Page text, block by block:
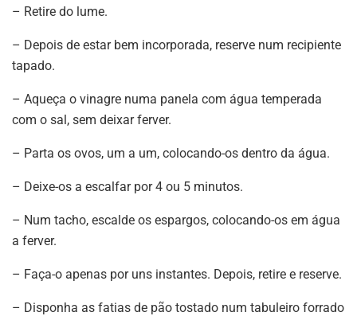
– Retire do lume.
– Depois de estar bem incorporada, reserve num recipiente
tapado.
– Aqueça o vinagre numa panela com água temperada
com o sal, sem deixar ferver.
– Parta os ovos, um a um, colocando-os dentro da água.
– Deixe-os a escalfar por 4 ou 5 minutos.
– Num tacho, escalde os espargos, colocando-os em água
a ferver.
– Faça-o apenas por uns instantes. Depois, retire e reserve.
– Disponha as fatias de pão tostado num tabuleiro forrado